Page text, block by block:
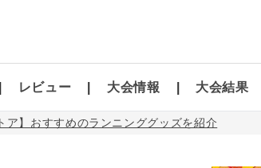
レビュー 大会情報 大会結果
ア】おすすめのランニンググッズを紹介